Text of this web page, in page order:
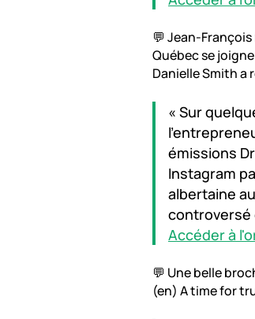
💬 Jean-
Québec se
Danielle Smith a
« Sur
émissions
Instagram
albertaine
controversé
Accéder à
💬 Une belle
(en) A time for